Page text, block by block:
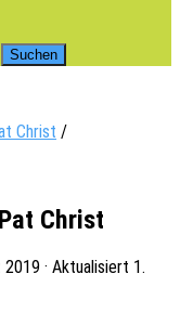
Christ /
Christ
2019 · Aktualisiert 1.